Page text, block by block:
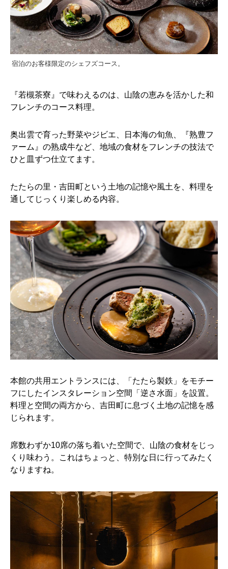
宿泊のお客様限定のシェフズコース。
『若槻茶寮』で味わえるのは、山陰の恵みを活かした和
フレンチのコース料理。
奥出雲で育った野菜やジビエ、日本海の旬魚、『熟豊フ
ァーム』の熟成牛など、地域の食材をフレンチの技法で
ひと皿ずつ仕立てます。
たたらの里・吉田町という土地の記憶や風土を、料理を
通してじっくり楽しめる内容。
本館の共用エントランスには、「たたら製鉄」をモチー
フにしたインスタレーション空間「逆さ水面」を設置。
料理と空間の両方から、吉田町に息づく土地の記憶を感
じられます。
席数わずか10席の落ち着いた空間で、山陰の食材をじっ
くり味わう。これはちょっと、特別な日に行ってみたく
なりますね。